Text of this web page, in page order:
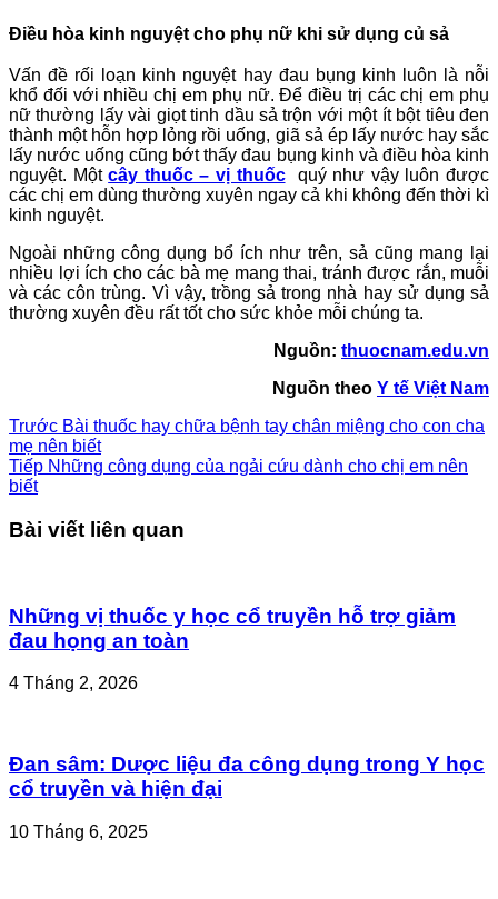
Điều hòa kinh nguyệt cho phụ nữ khi sử dụng củ sả
Vấn đề rối loạn kinh nguyệt hay đau bụng kinh luôn là nỗi
khổ đối với nhiều chị em phụ nữ. Để điều trị các chị em phụ
nữ thường lấy vài giọt tinh dầu sả trộn với một ít bột tiêu đen
thành một hỗn hợp lỏng rồi uống, giã sả ép lấy nước hay sắc
lấy nước uống cũng bớt thấy đau bụng kinh và điều hòa kinh
nguyệt. Mộtcây thuốc – vị thuốc
quý như vậy luôn được
các chị em dùng thường xuyên ngay cả khi không đến thời kì
kinh nguyệt.
Ngoài những công dụng bổ ích như trên, sả cũng mang lại
nhiều lợi ích cho các bà mẹ mang thai, tránh được rắn, muỗi
và các côn trùng. Vì vậy, trồng sả trong nhà hay sử dụng sả
thường xuyên đều rất tốt cho sức khỏe mỗi chúng ta.
Nguồn: thuocnam.edu.vn
Nguồn theo Y tế Việt Nam
Trước Bài thuốc hay chữa bệnh tay chân miệng cho con cha
mẹ nên biết
Tiếp Những công dụng của ngải cứu dành cho chị em nên
biết
Bài viết liên quan
Những vị thuốc y học cổ truyền hỗ trợ giảm
đau họng an toàn
4 Tháng 2, 2026
Đan sâm: Dược liệu đa công dụng trong Y học
cổ truyền và hiện đại
10 Tháng 6, 2025